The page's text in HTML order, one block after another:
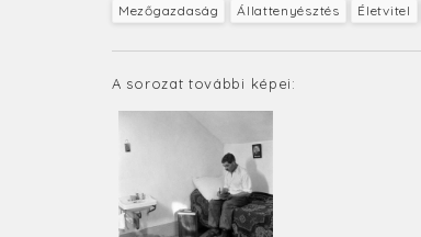
Mezőgazdaság Állattenyésztés Életvitel
A sorozat további képei: